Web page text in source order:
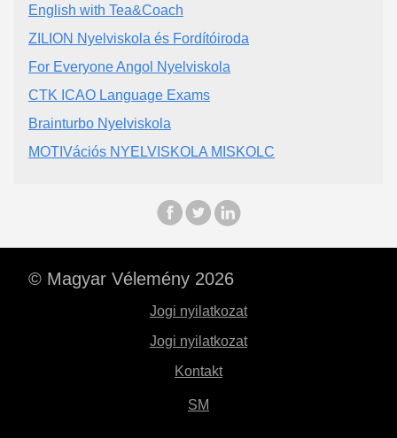
English with Tea&Coach
ZILION Nyelviskola és Fordítóiroda
For Everyone Angol Nyelviskola
CTK ICAO Language Exams
Brainturbo Nyelviskola
MOTIVációs NYELVISKOLA MISKOLC
© Magyar Vélemény 2026
Jogi nyilatkozat
Jogi nyilatkozat
Kontakt
SM